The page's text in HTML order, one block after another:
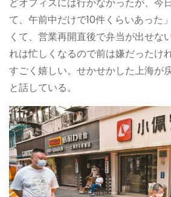
て、午前中だけで10件くらいあった
くて、営業再開直後で弁当が出せな
れは忙しくなるので前は嫌だったけ
すごく嬉しい。せかせかした上海が
と話している。